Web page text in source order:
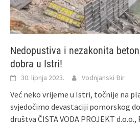
Nedopustiva i nezakonita
dobra u Istri!
30. lipnja 2023. Vodnjanski Đir
Već neko vrijeme u Istri, točnije na
svjedočimo devastaciji pomorskog
društva ČISTA VODA PROJEKT d.o.o.,